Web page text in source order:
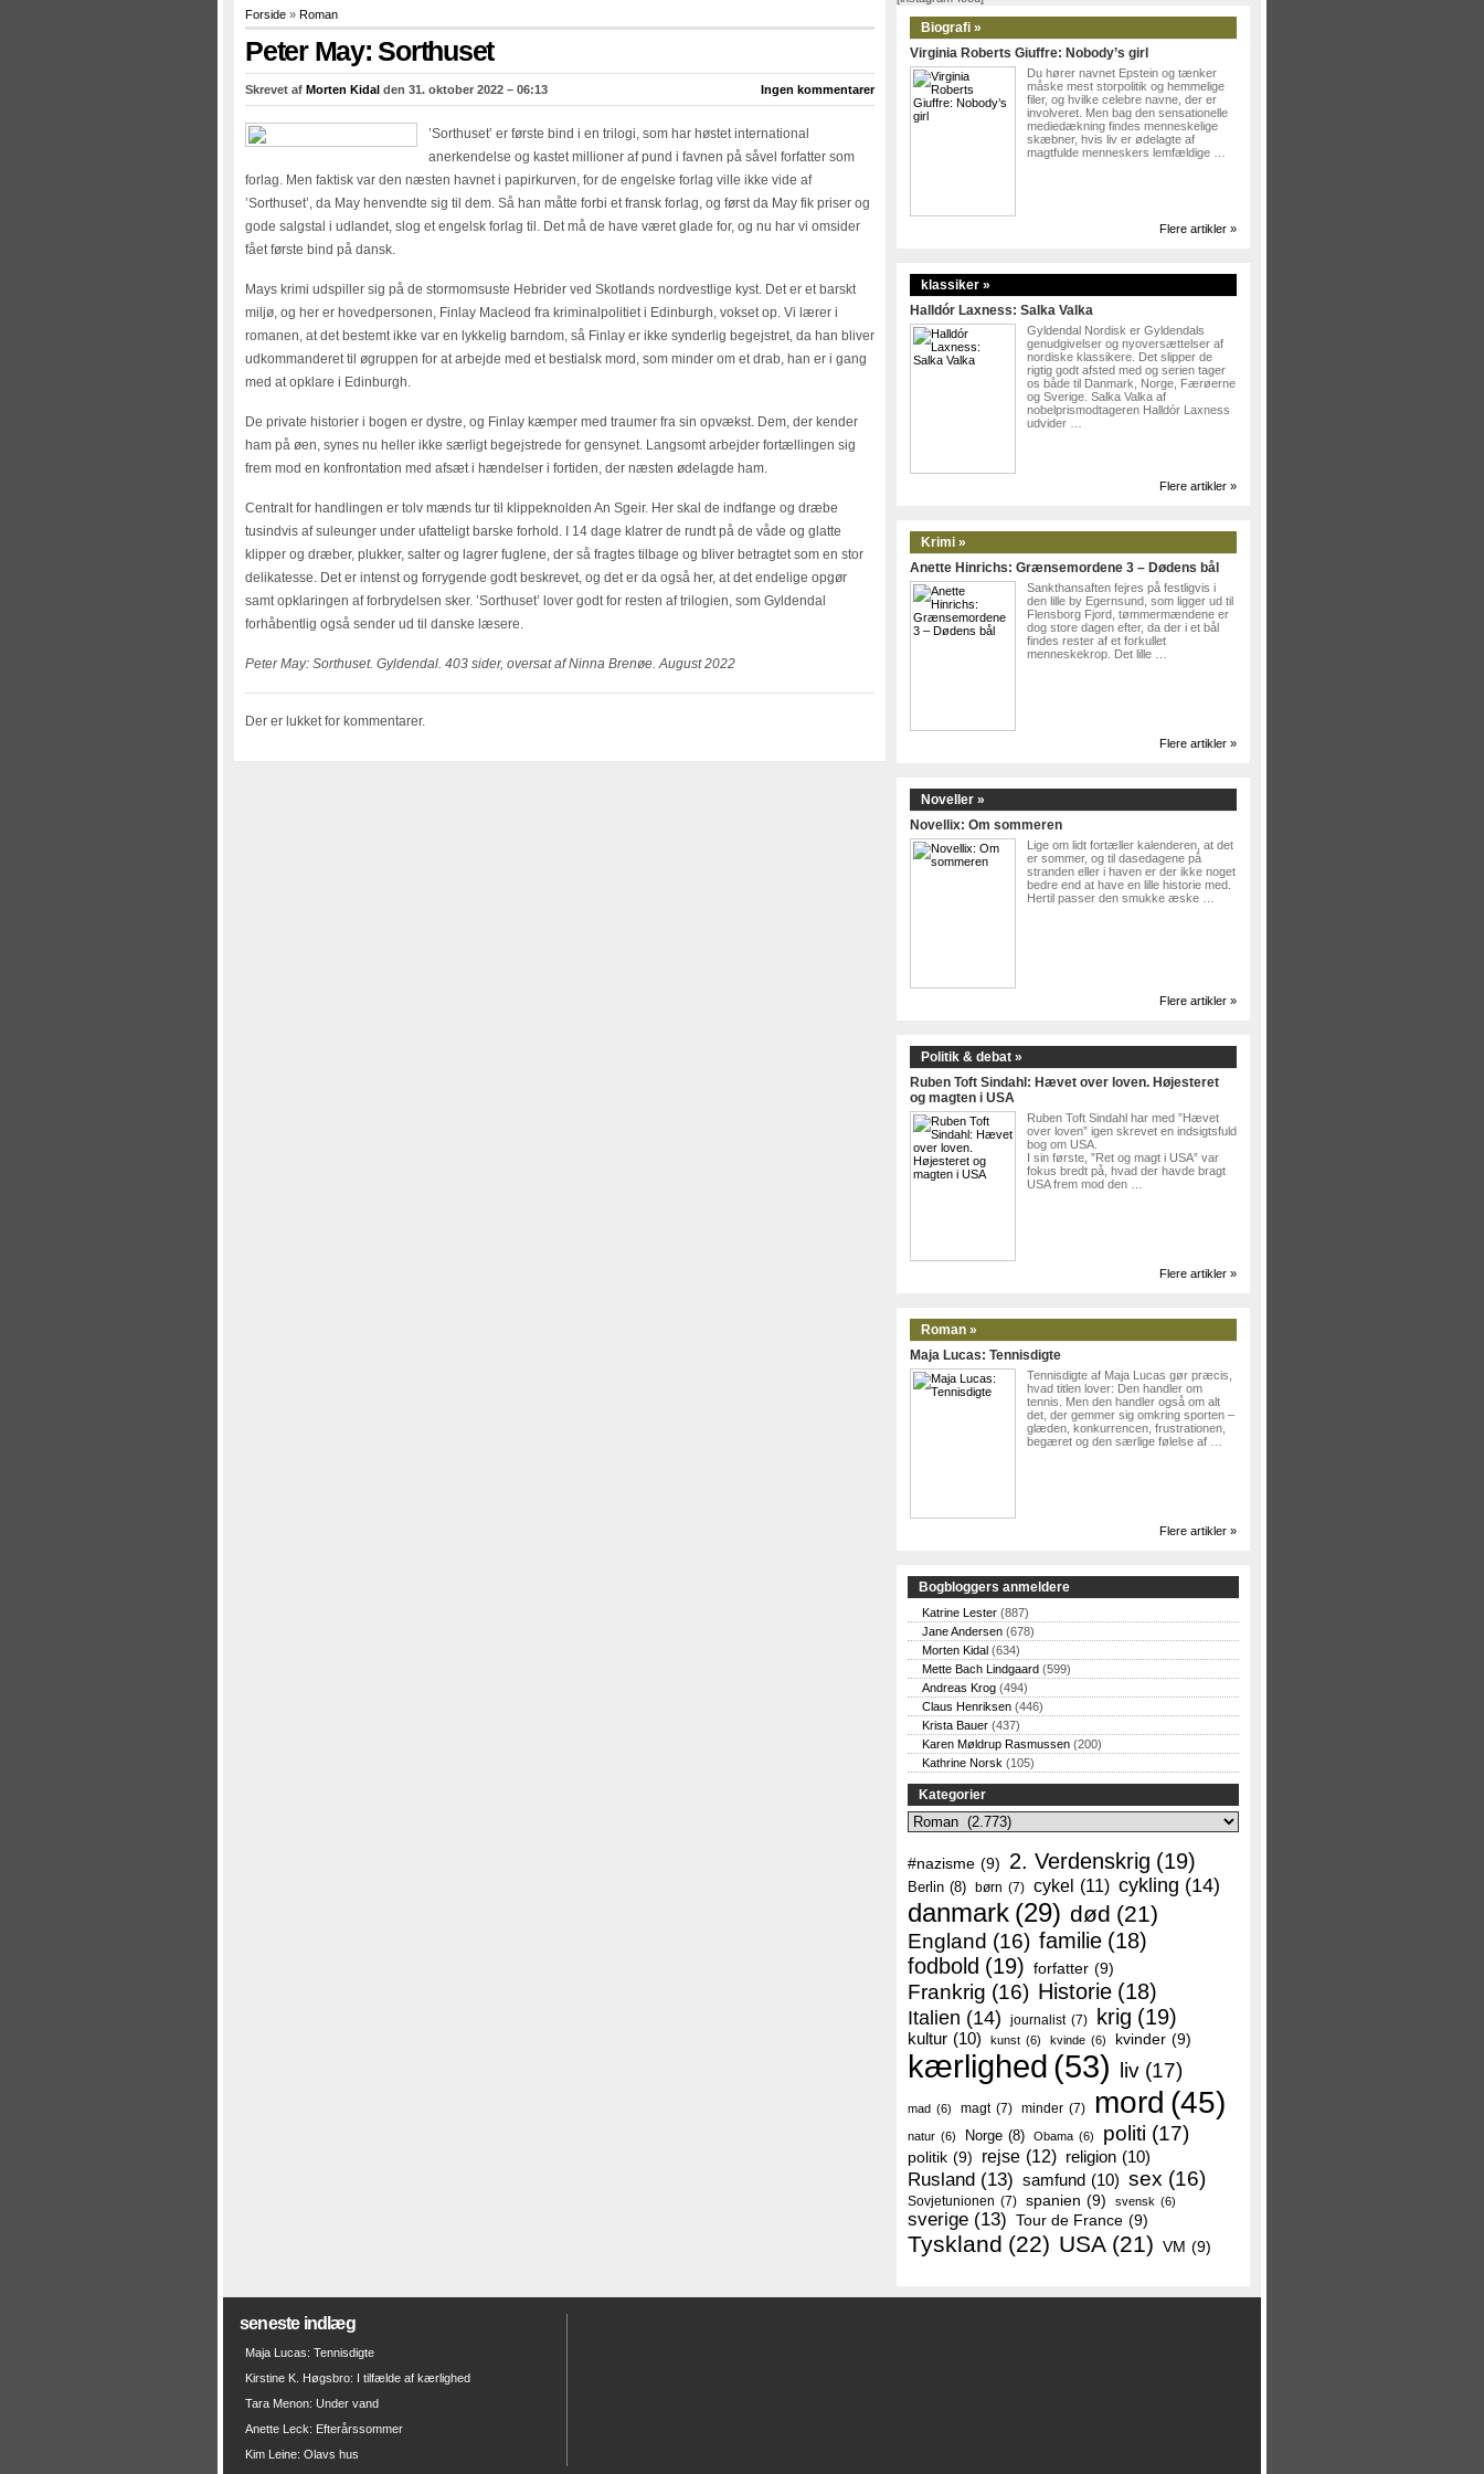
Forside » Roman
Peter May: Sorthuset
Skrevet af Morten Kidal den 31. oktober 2022 – 06:13 Ingen kommentarer
’Sorthuset’ er første bind i en trilogi, som har høstet international
anerkendelse og kastet millioner af pund i favnen på såvel forfatter som
forlag. Men faktisk var den næsten havnet i papirkurven, for de engelske forlag ville ikke vide af
’Sorthuset’, da May henvendte sig til dem. Så han måtte forbi et fransk forlag, og først da May fik priser og
gode salgstal i udlandet, slog et engelsk forlag til. Det må de have været glade for, og nu har vi omsider
fået første bind på dansk.
Mays krimi udspiller sig på de stormomsuste Hebrider ved Skotlands nordvestlige kyst. Det er et barskt
miljø, og her er hovedpersonen, Finlay Macleod fra kriminalpolitiet i Edinburgh, vokset op. Vi lærer i
romanen, at det bestemt ikke var en lykkelig barndom, så Finlay er ikke synderlig begejstret, da han bliver
udkommanderet til øgruppen for at arbejde med et bestialsk mord, som minder om et drab, han er i gang
med at opklare i Edinburgh.
De private historier i bogen er dystre, og Finlay kæmper med traumer fra sin opvækst. Dem, der kender
ham på øen, synes nu heller ikke særligt begejstrede for gensynet. Langsomt arbejder fortællingen sig
frem mod en konfrontation med afsæt i hændelser i fortiden, der næsten ødelagde ham.
Centralt for handlingen er tolv mænds tur til klippeknolden An Sgeir. Her skal de indfange og dræbe
tusindvis af suleunger under ufatteligt barske forhold. I 14 dage klatrer de rundt på de våde og glatte
klipper og dræber, plukker, salter og lagrer fuglene, der så fragtes tilbage og bliver betragtet som en stor
delikatesse. Det er intenst og forrygende godt beskrevet, og det er da også her, at det endelige opgør
samt opklaringen af forbrydelsen sker. ’Sorthuset’ lover godt for resten af trilogien, som Gyldendal
forhåbentlig også sender ud til danske læsere.
Peter May: Sorthuset. Gyldendal. 403 sider, oversat af Ninna Brenøe. August 2022
Der er lukket for kommentarer.
Biografi »
Virginia Roberts Giuffre: Nobody’s girl
Du hører navnet Epstein og tænker
måske mest storpolitik og hemmelige
filer, og hvilke celebre navne, der er
involveret. Men bag den sensationelle
mediedækning findes menneskelige
skæbner, hvis liv er ødelagte af
magtfulde menneskers lemfældige …
Flere artikler »
klassiker »
Halldór Laxness: Salka Valka
Gyldendal Nordisk er Gyldendals
genudgivelser og nyoversættelser af
nordiske klassikere. Det slipper de
rigtig godt afsted med og serien tager
os både til Danmark, Norge, Færøerne
og Sverige. Salka Valka af
nobelprismodtageren Halldór Laxness
udvider …
Flere artikler »
Krimi »
Anette Hinrichs: Grænsemordene 3 – Dødens bål
Sankthansaften fejres på festligvis i
den lille by Egernsund, som ligger ud til
Flensborg Fjord, tømmermændene er
dog store dagen efter, da der i et bål
findes rester af et forkullet
menneskekrop. Det lille …
Flere artikler »
Noveller »
Novellix: Om sommeren
Lige om lidt fortæller kalenderen, at det
er sommer, og til dasedagene på
stranden eller i haven er der ikke noget
bedre end at have en lille historie med.
Hertil passer den smukke æske …
Flere artikler »
Politik & debat »
Ruben Toft Sindahl: Hævet over loven. Højesteret
og magten i USA
Ruben Toft Sindahl har med ”Hævet
over loven” igen skrevet en indsigtsfuld
bog om USA.
I sin første, ”Ret og magt i USA” var
fokus bredt på, hvad der havde bragt
USA frem mod den …
Flere artikler »
Roman »
Maja Lucas: Tennisdigte
Tennisdigte af Maja Lucas gør præcis,
hvad titlen lover: Den handler om
tennis. Men den handler også om alt
det, der gemmer sig omkring sporten –
glæden, konkurrencen, frustrationen,
begæret og den særlige følelse af …
Flere artikler »
Bogbloggers anmeldere
Katrine Lester (887)
Jane Andersen (678)
Morten Kidal (634)
Mette Bach Lindgaard (599)
Andreas Krog (494)
Claus Henriksen (446)
Krista Bauer (437)
Karen Møldrup Rasmussen (200)
Kathrine Norsk (105)
Kategorier
Kategorier
#nazisme (9) 2. Verdenskrig (19)
Berlin (8) børn (7) cykel (11) cykling (14)
danmark (29) død (21)
England (16) familie (18)
fodbold (19) forfatter (9)
Frankrig (16) Historie (18)
Italien (14) journalist (7) krig (19)
kultur (10) kunst (6) kvinde (6) kvinder (9)
kærlighed (53) liv (17)
mad (6) magt (7) minder (7) mord (45)
natur (6) Norge (8) Obama (6) politi (17)
politik (9) rejse (12) religion (10)
Rusland (13) samfund (10) sex (16)
Sovjetunionen (7) spanien (9) svensk (6)
sverige (13) Tour de France (9)
Tyskland (22) USA (21) VM (9)
seneste indlæg
Maja Lucas: Tennisdigte
Kirstine K. Høgsbro: I tilfælde af kærlighed
Tara Menon: Under vand
Anette Leck: Efterårssommer
Kim Leine: Olavs hus